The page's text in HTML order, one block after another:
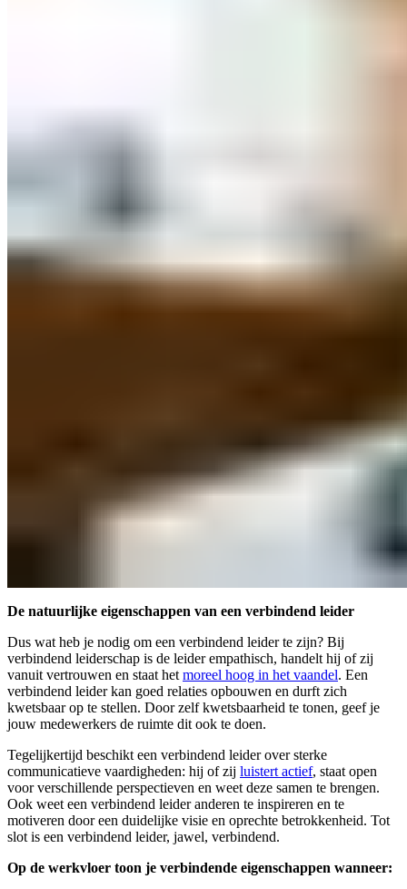
De natuurlijke eigenschappen van een verbindend leider
Dus wat heb je nodig om een verbindend leider te zijn? Bij
verbindend leiderschap is de leider empathisch, handelt hij of zij
vanuit vertrouwen en staat het moreel hoog in het vaandel. Een
verbindend leider kan goed relaties opbouwen en durft zich
kwetsbaar op te stellen. Door zelf kwetsbaarheid te tonen, geef je
jouw medewerkers de ruimte dit ook te doen.
Tegelijkertijd beschikt een verbindend leider over sterke
communicatieve vaardigheden: hij of zij luistert actief, staat open
voor verschillende perspectieven en weet deze samen te brengen.
Ook weet een verbindend leider anderen te inspireren en te
motiveren door een duidelijke visie en oprechte betrokkenheid. Tot
slot is een verbindend leider, jawel, verbindend.
Op de werkvloer toon je verbindende eigenschappen wanneer: